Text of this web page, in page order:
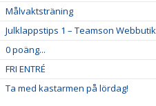
Målvaktsträning
Julklappstips 1 – Teamson Webbutik
0 poäng...
FRI ENTRÉ
Ta med kastarmen på lördag!